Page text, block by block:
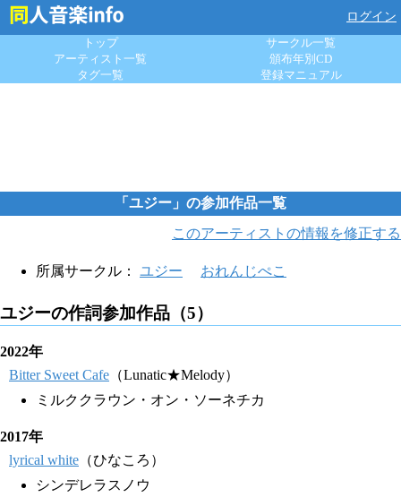
ログイン
トップ
サークル一覧
アーティスト一覧
頒布年別CD
タグ一覧
登録マニュアル
「ユジー」の参加作品一覧
このアーティストの情報を修正する
所属サークル： ユジー おれんじぺこ
ユジーの作詞参加作品（5）
2022年
Bitter Sweet Cafe （Lunatic★Melody）
ミルククラウン・オン・ソーネチカ
2017年
lyrical white （ひなころ）
シンデレラスノウ